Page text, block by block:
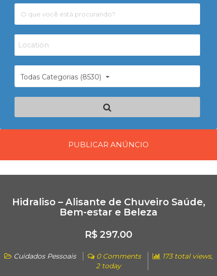
Todas Categorias (8530)
PUBLICAR ANÚNCIO
Hidraliso – Alisante de Chuveiro Saúde,
Bem-estar e Beleza
R$ 297.00
Cuidados Pessoais 0 Comments
173 total views,
2 today